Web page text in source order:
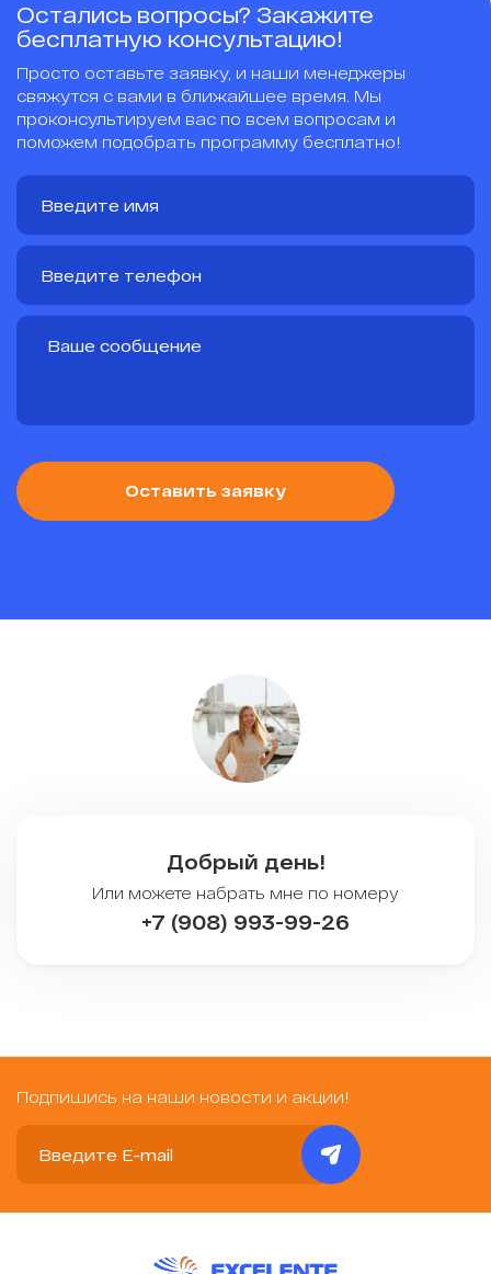
Остались вопросы? Закажите
бесплатную консультацию!
Просто оставьте заявку, и наши менеджеры
свяжутся с вами в ближайшее время. Мы
проконсультируем вас по всем вопросам и
поможем подобрать программу бесплатно!
Оставить заявку
Добрый день!
Или можете набрать мне по номеру
+7 (908) 993-99-26
Подпишись на наши новости и акции!